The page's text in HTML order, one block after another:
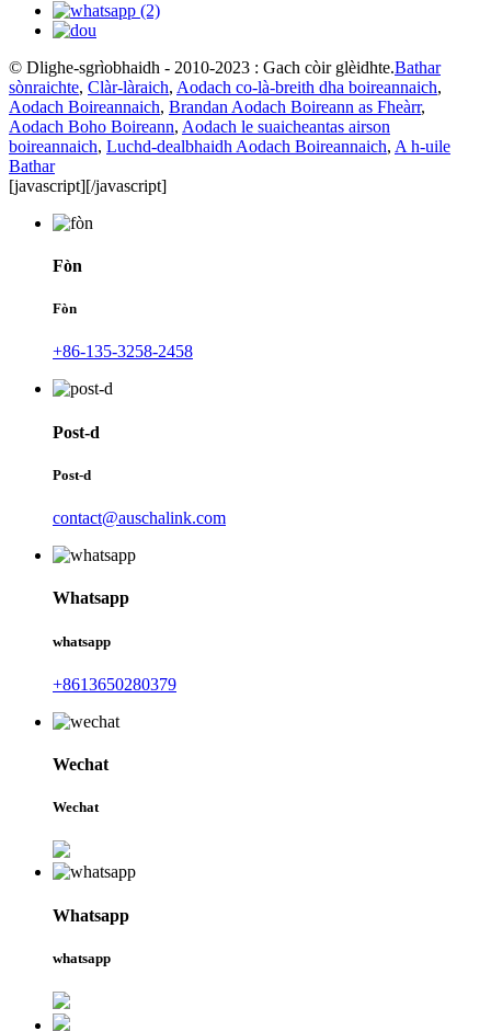
© Dlighe-sgrìobhaidh - 2010-2023 : Gach còir glèidhte.Bathar
sònraichte, Clàr-làraich, Aodach co-là-breith dha boireannaich,
Aodach Boireannaich, Brandan Aodach Boireann as Fheàrr,
Aodach Boho Boireann, Aodach le suaicheantas airson
boireannaich, Luchd-dealbhaidh Aodach Boireannaich, A h-uile
Bathar
[javascript][/javascript]
Fòn
Fòn
+86-135-3258-2458
Post-d
Post-d
contact@auschalink.com
Whatsapp
whatsapp
+8613650280379
Wechat
Wechat
Whatsapp
whatsapp